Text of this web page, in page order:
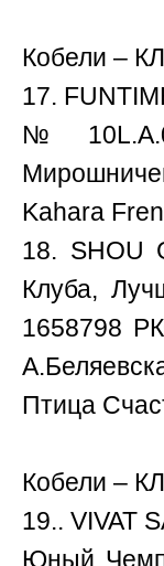
Кобели –
17.
№
Kahara
18. SHOU
Клуба,
1658798
Птица
Кобели –
19.. VIVAT
Юный